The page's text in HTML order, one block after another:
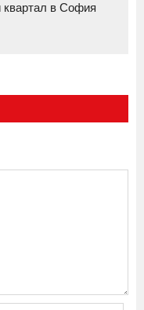
квартал в София